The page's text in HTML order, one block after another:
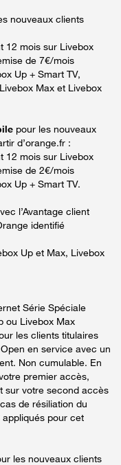
nouveaux clients
12 mois sur Livebox
de 7€/mois
Up + Smart TV,
Max et Livebox
pour les nouveaux
d’orange.fr :
12 mois sur Livebox
de 2€/mois
Up + Smart TV.
l’Avantage client
identifié
Up et Max, Livebox
Série Spéciale
ou Livebox Max
les clients titulaires
en service avec un
Non cumulable. En
premier accès,
sur votre second accès
de résiliation du
pour cet
les nouveaux clients